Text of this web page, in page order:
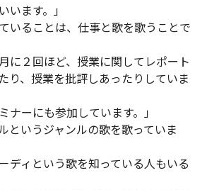
います。」
いることは、仕事と歌を歌うことで
に２回ほど、授業に関してレポート
り、授業を批評しあったりしていま
ナーにも参加しています。」
というジャンルの歌を歌っていま
ディという歌を知っている人もいる